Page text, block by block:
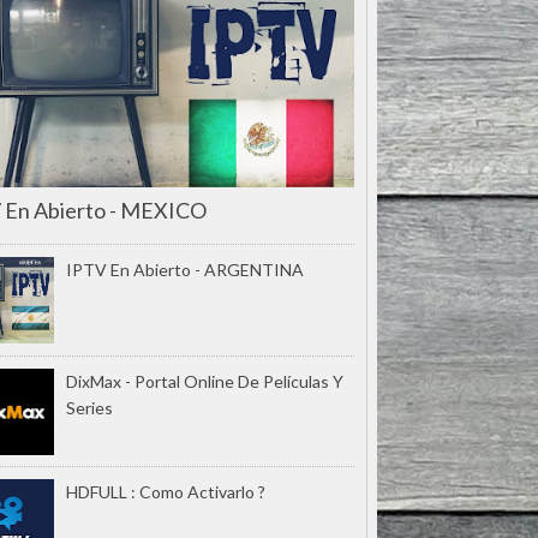
Abierto - MEXICO
IPTV En Abierto - ARGENTINA
DixMax - Portal Online De Películas Y
Series
HDFULL : Como Activarlo ?